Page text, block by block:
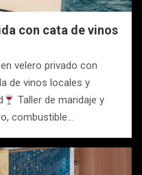
con cata de vinos
velero privado con
de vinos locales y
Taller de maridaje y
combustible…